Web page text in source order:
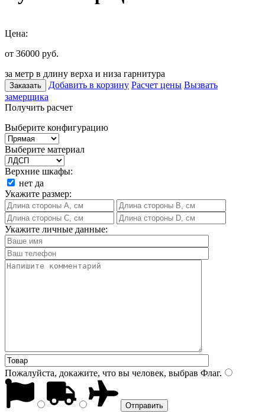
Цена:
от 36000 руб.
за метр в длину верха и низа гарнитура
Заказать Добавить в корзину Расчет цены Вызвать
замерщика
Получить расчет
Выберите конфигурацию
Выберите материал
Верхние шкафы:
нет да
Укажите размер:
Укажите личные данные:
Пожалуйста, докажите, что вы человек, выбрав Флаг.